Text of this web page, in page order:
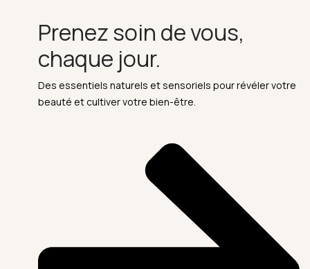
Prenez soin de vous,
chaque jour.
Des essentiels naturels et sensoriels pour révéler votre
beauté et cultiver votre bien-être.